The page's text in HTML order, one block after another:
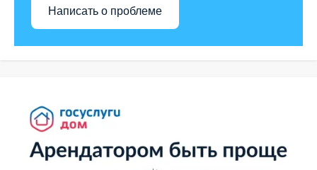
Написать о проблеме